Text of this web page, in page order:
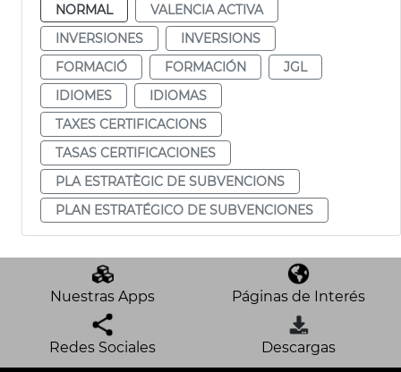
NORMAL
VALENCIA ACTIVA
INVERSIONES
INVERSIONS
FORMACIÓ
FORMACIÓN
JGL
IDIOMES
IDIOMAS
TAXES CERTIFICACIONS
TASAS CERTIFICACIONES
PLA ESTRATÈGIC DE SUBVENCIONS
PLAN ESTRATÉGICO DE SUBVENCIONES
Nuestras Apps Páginas de Interés
Redes Sociales Descargas